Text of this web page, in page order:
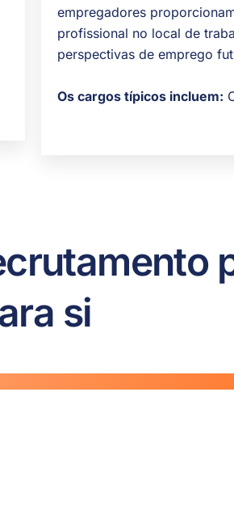
empregadores
profissional no local de
perspectivas de emprego
Os cargos típicos incluem:
si